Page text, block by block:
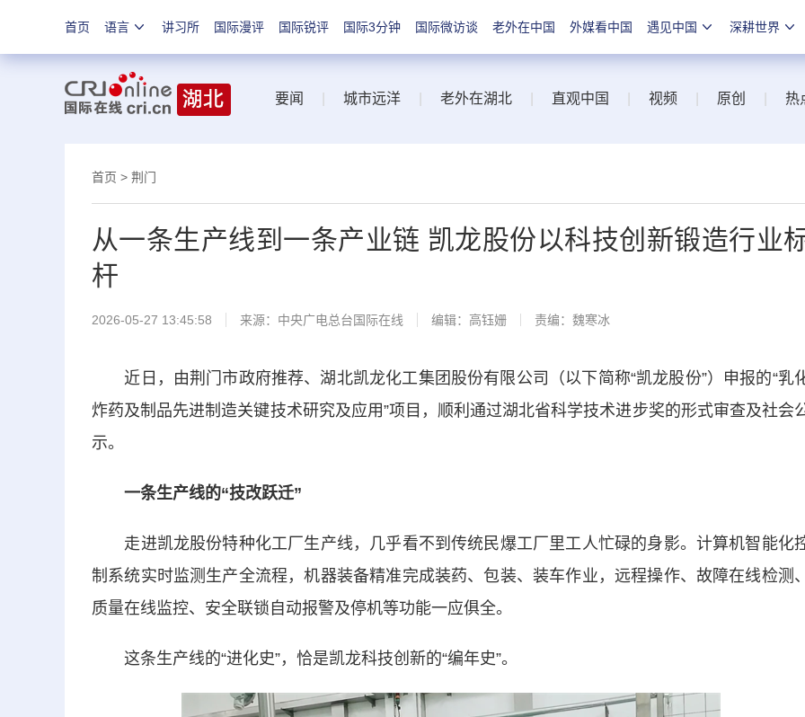
首页 语言 讲习所 国际漫评 国际锐评 国际3分钟 国际微访谈 老外在中国 外媒看中国 遇见中国 深耕世界
要闻 城市远洋 老外在湖北 直观中国 视频 原创 热
首页 > 荆门
从一条生产线到一条产业链 凯龙股份以科技创新锻造行业
杆
2026-05-27 13:45:58 来源：中央广电总台国际在线 编辑：高钰姗 责编：魏寒冰
近日，由荆门市政府推荐、湖北凯龙化工集团股份有限公司（以下简称“凯龙股份”）申报的“乳
炸药及制品先进制造关键技术研究及应用”项目，顺利通过湖北省科学技术进步奖的形式审查及社会
示。
一条生产线的“技改跃迁”
走进凯龙股份特种化工厂生产线，几乎看不到传统民爆工厂里工人忙碌的身影。计算机智能化
制系统实时监测生产全流程，机器装备精准完成装药、包装、装车作业，远程操作、故障在线检测、
质量在线监控、安全联锁自动报警及停机等功能一应俱全。
这条生产线的“进化史”，恰是凯龙科技创新的“编年史”。